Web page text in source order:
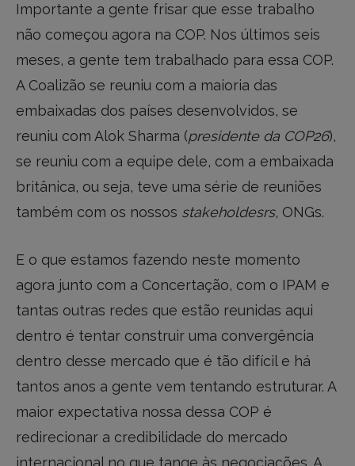
Importante a gente frisar que esse trabalho
não começou agora na COP. Nos últimos seis
meses, a gente tem trabalhado para essa COP.
A Coalizão se reuniu com a maioria das
embaixadas dos países desenvolvidos, se
reuniu com Alok Sharma (presidente da COP26),
se reuniu com a equipe dele, com a embaixada
britânica, ou seja, teve uma série de reuniões
também com os nossos stakeholdesrs, ONGs.
E o que estamos fazendo neste momento
agora junto com a Concertação, com o IPAM e
tantas outras redes que estão reunidas aqui
dentro é tentar construir uma convergência
dentro desse mercado que é tão difícil e há
tantos anos a gente vem tentando estruturar. A
maior expectativa nossa dessa COP é
redirecionar a credibilidade do mercado
internacional no que tange às negociações. A